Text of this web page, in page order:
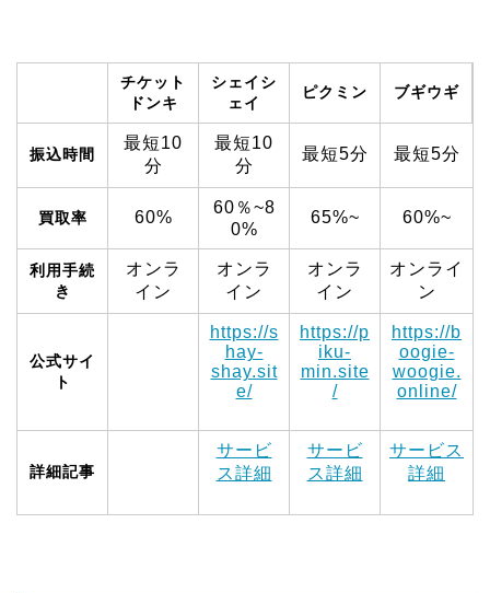
チケット
ドンキ
シェイシ
ェイ
ピクミン ブギウギ
振込時間
最短10
分
最短10
分
最短5分 最短5分
買取率 60%
60％~8
0%
65%~ 60%~
利用手続
き
オンラ
イン
オンラ
イン
オンラ
イン
オンライ
ン
公式サイ
ト
https://s
hay-
shay.sit
e/
https://p
iku-
min.site
/
https://b
oogie-
woogie.
online/
詳細記事
サービ
ス詳細
サービ
ス詳細
サービス
詳細